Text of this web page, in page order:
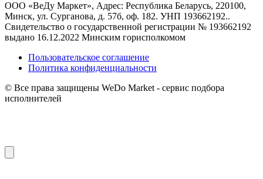
ООО «ВеДу Маркет», Адрес: Республика Беларусь, 220100,
Минск, ул. Сурганова, д. 57б, оф. 182. УНП 193662192..
Свидетельство о государственной регистрации № 193662192
выдано 16.12.2022 Минским горисполкомом
Пользовательское соглашение
Политика конфиденциальности
© Все права защищены WeDo Market - сервис подбора
исполнителей